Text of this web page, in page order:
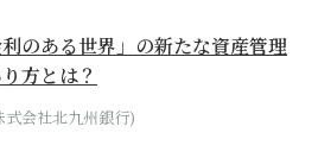
利のある世界」の新たな資産管理
方とは？
式会社北九州銀行)